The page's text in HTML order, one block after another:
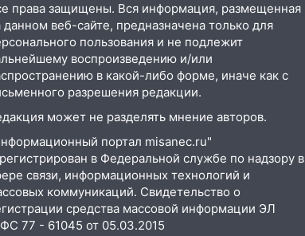
права защищены. Вся информация, размещенная
данном веб-сайте, предназначена только для
пользования и не подлежит
воспроизведению и/или
в какой-либо форме, иначе как с
разрешения редакции.
может не разделять мнение авторов.
портал misanec.ru"
в Федеральной службе по надзору в
связи, информационных технологий и
коммуникаций. Свидетельство о
средства массовой информации ЭЛ
77 - 61045 от 05.03.2015